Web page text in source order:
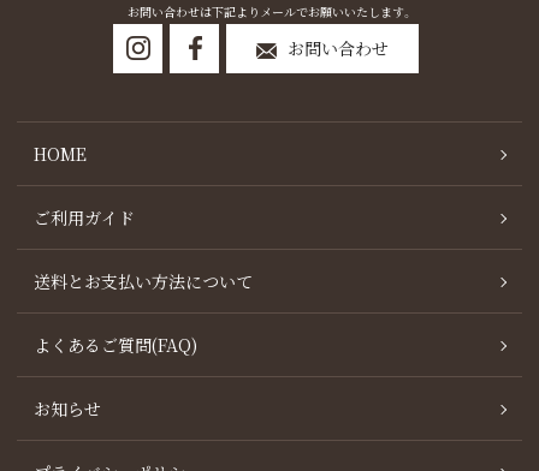
お問い合わせは下記よりメールでお願いいたします。
お問い合わせ
HOME
ご利用ガイド
送料とお支払い方法について
よくあるご質問(FAQ)
お知らせ